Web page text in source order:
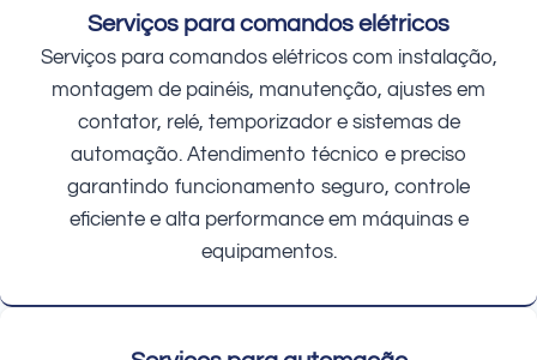
Serviços para comandos elétricos
Serviços para comandos elétricos com instalação,
montagem de painéis, manutenção, ajustes em
contator, relé, temporizador e sistemas de
automação. Atendimento técnico e preciso
garantindo funcionamento seguro, controle
eficiente e alta performance em máquinas e
equipamentos.